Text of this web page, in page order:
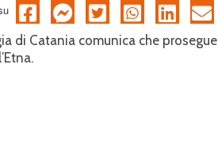
di Catania comunica che prosegue